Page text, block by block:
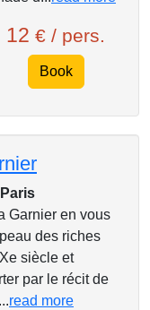
12 € / pers.
Book
Garnier en vous
des riches
siècle et
par le récit de
read more